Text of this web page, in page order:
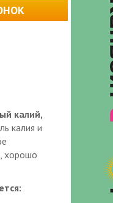
калий,
калия и
хорошо